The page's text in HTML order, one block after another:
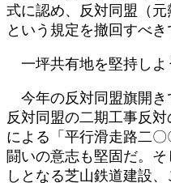
式に認め、反対同盟（元
という規定を撤回すべき
一坪共有地を堅持しよ
今年の反対同盟旗開き
反対同盟の二期工事反
による「平行滑走路二
闘いの意志も堅固だ。
しとなる芝山鉄道建設